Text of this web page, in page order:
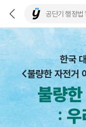
한국
<불량한 자전거
불량
: 우